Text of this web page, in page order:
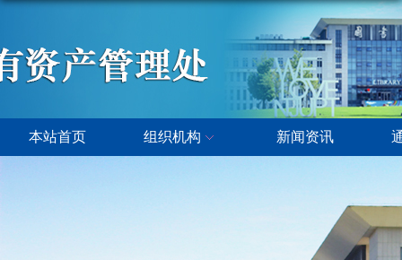
本站首页 组织机构 新闻资讯